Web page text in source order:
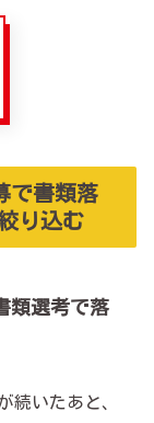
で書類落
り込む
類選考で落
続いたあと、